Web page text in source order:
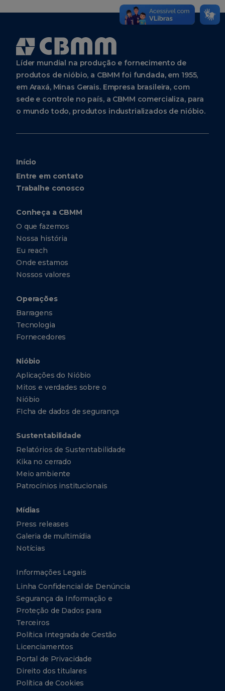
Líder mundial na produção e fornecimento de
produtos de nióbio, a CBMM foi fundada, em 1955,
em Araxá, Minas Gerais. Empresa brasileira, com
sede e controle no país, a CBMM comercializa, para
o mundo todo, produtos industrializados de nióbio.
Início
Entre em contato
Trabalhe conosco
Conheça a CBMM
O que fazemos
Nossa história
Eu reach
Onde estamos
Nossos valores
Operações
Barragens
Tecnologia
Fornecedores
Nióbio
Aplicações do Nióbio
Mitos e verdades sobre o
Nióbio
FIcha de dados de segurança
Sustentabilidade
Relatórios de Sustentabilidade
Kika no cerrado
Meio ambiente
Patrocínios institucionais
Mídias
Press releases
Galeria de multimídia
Notícias
Informações Legais
Linha Confidencial de Denúncia
Segurança da Informação e
Proteção de Dados para
Terceiros
Política Integrada de Gestão
Licenciamentos
Portal de Privacidade
Direito dos titulares
Política de Cookies